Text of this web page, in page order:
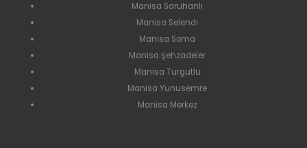
Manisa Saruhanlı
Manisa Selendi
Manisa Soma
Manisa Şehzadeler
Manisa Turgutlu
Manisa Yunusemre
Manisa Merkez